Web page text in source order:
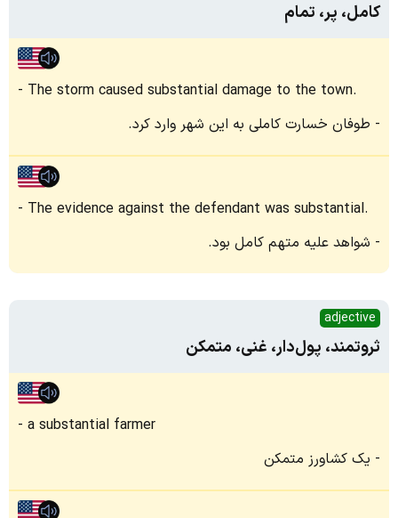
کامل، پر، تمام
The storm caused substantial damage to the town.
طوفان خسارت کاملی به این شهر وارد کرد.
The evidence against the defendant was substantial.
شواهد علیه متهم کامل بود.
adjective
ثروتمند، پول‌دار، غنی، متمکن
a substantial farmer
یک کشاورز متمکن